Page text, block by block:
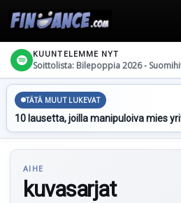
KUUNTELEMME NYT
Soittolista: Bilepoppia 2026 -
TÄTÄ MUUT LUKEVAT
10 lausetta, joilla manipuloiva mies
AIHE
kuvasarjat